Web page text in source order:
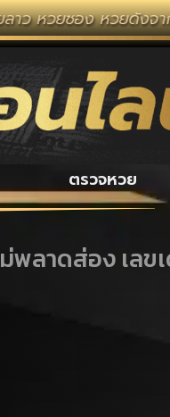
ยดังจากทั่วประเทศไ
ตรวจหวย
พลาดส่อง เลข